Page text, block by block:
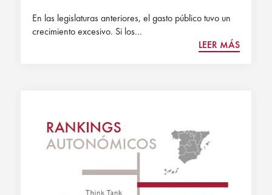
En las legislaturas anteriores, el gasto público tuvo un
crecimiento excesivo. Si los...
LEER MÁS